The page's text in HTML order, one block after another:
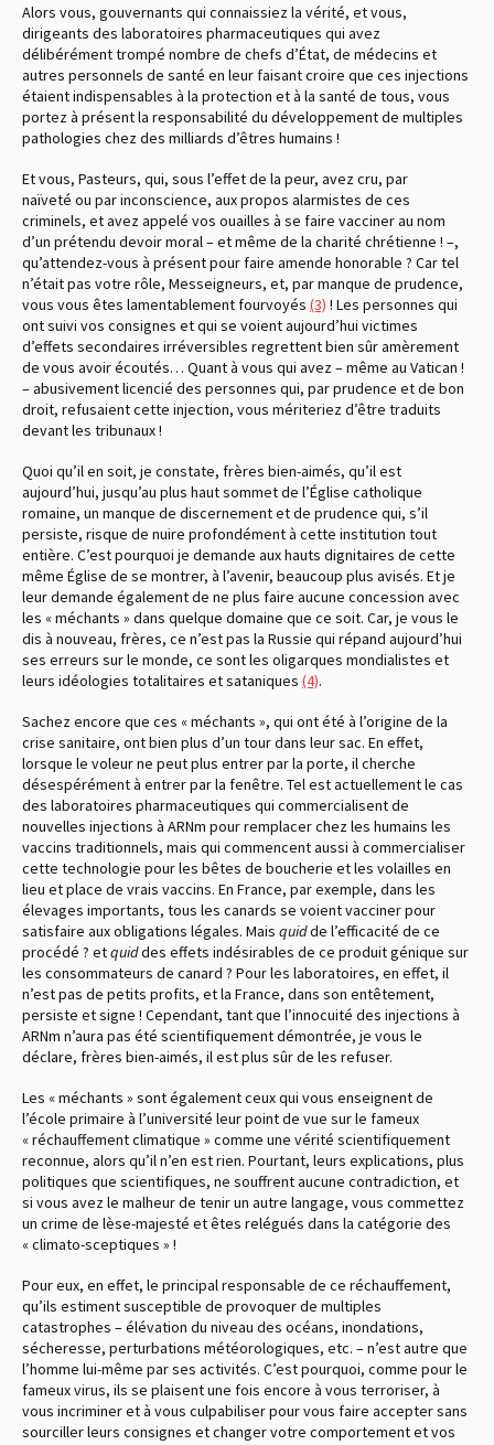
Alors vous, gouvernants qui connaissiez la vérité, et vous,
dirigeants des laboratoires pharmaceutiques qui avez
délibérément trompé nombre de chefs d’État, de médecins et
autres personnels de santé en leur faisant croire que ces injections
étaient indispensables à la protection et à la santé de tous, vous
portez à présent la responsabilité du développement de multiples
pathologies chez des milliards d’êtres humains !
Et vous, Pasteurs, qui, sous l’effet de la peur, avez cru, par
naïveté ou par inconscience, aux propos alarmistes de ces
criminels, et avez appelé vos ouailles à se faire vacciner au nom
d’un prétendu devoir moral – et même de la charité chrétienne ! –,
qu’attendez-vous à présent pour faire amende honorable ? Car tel
n’était pas votre rôle, Messeigneurs, et, par manque de prudence,
vous vous êtes lamentablement fourvoyés (3) ! Les personnes qui
ont suivi vos consignes et qui se voient aujourd’hui victimes
d’effets secondaires irréversibles regrettent bien sûr amèrement
de vous avoir écoutés… Quant à vous qui avez – même au Vatican !
– abusivement licencié des personnes qui, par prudence et de bon
droit, refusaient cette injection, vous mériteriez d’être traduits
devant les tribunaux !
Quoi qu’il en soit, je constate, frères bien-aimés, qu’il est
aujourd’hui, jusqu’au plus haut sommet de l’Église catholique
romaine, un manque de discernement et de prudence qui, s’il
persiste, risque de nuire profondément à cette institution tout
entière. C’est pourquoi je demande aux hauts dignitaires de cette
même Église de se montrer, à l’avenir, beaucoup plus avisés. Et je
leur demande également de ne plus faire aucune concession avec
les « méchants » dans quelque domaine que ce soit. Car, je vous le
dis à nouveau, frères, ce n’est pas la Russie qui répand aujourd’hui
ses erreurs sur le monde, ce sont les oligarques mondialistes et
leurs idéologies totalitaires et sataniques (4).
Sachez encore que ces « méchants », qui ont été à l’origine de la
crise sanitaire, ont bien plus d’un tour dans leur sac. En effet,
lorsque le voleur ne peut plus entrer par la porte, il cherche
désespérément à entrer par la fenêtre. Tel est actuellement le cas
des laboratoires pharmaceutiques qui commercialisent de
nouvelles injections à ARNm pour remplacer chez les humains les
vaccins traditionnels, mais qui commencent aussi à commercialiser
cette technologie pour les bêtes de boucherie et les volailles en
lieu et place de vrais vaccins. En France, par exemple, dans les
élevages importants, tous les canards se voient vacciner pour
satisfaire aux obligations légales. Mais quidde l’efficacité de ce
procédé ? etquiddes effets indésirables de ce produit génique sur
les consommateurs de canard ? Pour les laboratoires, en effet, il
n’est pas de petits profits, et la France, dans son entêtement,
persiste et signe ! Cependant, tant que l’innocuité des injections à
ARNm n’aura pas été scientifiquement démontrée, je vous le
déclare, frères bien-aimés, il est plus sûr de les refuser.
Les « méchants » sont également ceux qui vous enseignent de
l’école primaire à l’université leur point de vue sur le fameux
« réchauffement climatique » comme une vérité scientifiquement
reconnue, alors qu’il n’en est rien. Pourtant, leurs explications, plus
politiques que scientifiques, ne souffrent aucune contradiction, et
si vous avez le malheur de tenir un autre langage, vous commettez
un crime de lèse-majesté et êtes relégués dans la catégorie des
« climato-sceptiques » !
Pour eux, en effet, le principal responsable de ce réchauffement,
qu’ils estiment susceptible de provoquer de multiples
catastrophes – élévation du niveau des océans, inondations,
sécheresse, perturbations météorologiques, etc. – n’est autre que
l’homme lui-même par ses activités. C’est pourquoi, comme pour le
fameux virus, ils se plaisent une fois encore à vous terroriser, à
vous incriminer et à vous culpabiliser pour vous faire accepter sans
sourciller leurs consignes et changer votre comportement et vos